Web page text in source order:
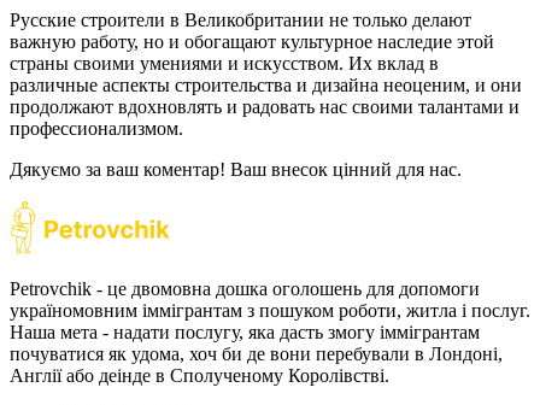
Русские строители в Великобритании не только делают
важную работу, но и обогащают культурное наследие этой
страны своими умениями и искусством. Их вклад в
различные аспекты строительства и дизайна неоценим, и они
продолжают вдохновлять и радовать нас своими талантами и
профессионализмом.
Дякуємо за ваш коментар! Ваш внесок цінний для нас.
Petrovchik - це двомовна дошка оголошень для допомоги
україномовним іммігрантам з пошуком роботи, житла і послуг.
Наша мета - надати послугу, яка дасть змогу іммігрантам
почуватися як удома, хоч би де вони перебували в Лондоні,
Англії або деінде в Сполученому Королівстві.